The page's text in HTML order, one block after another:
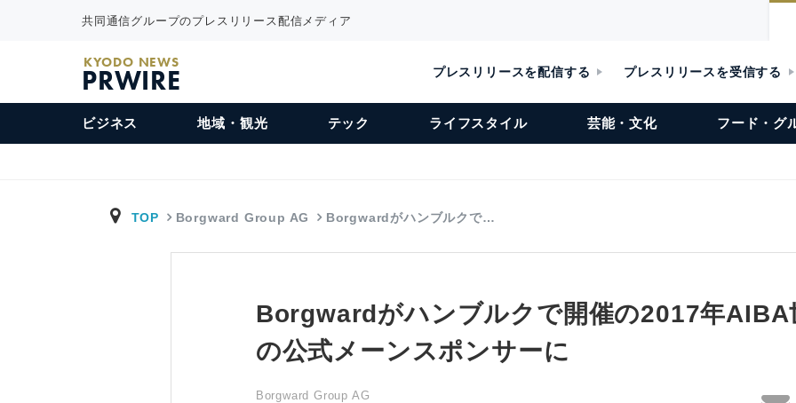
共同通信グループのプレスリリース配信メディア
KYODO NEWS
PRWIRE プレスリリースを配信する プレスリリースを受信する
ビジネス 地域・観光 テック ライフスタイル 芸能・文化 フード・グ
TOP Borgward Group AG Borgwardがハンブルクで…
Borgwardがハンブルクで開催の2017年AIBA
の公式メーンスポンサーに
Borgward Group AG